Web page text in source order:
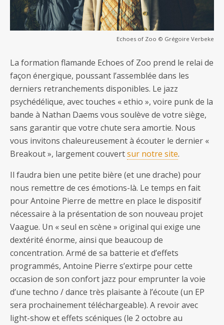
Echoes of Zoo © Grégoire Verbeke
La formation flamande Echoes of Zoo prend le relai de
façon énergique, poussant l’assemblée dans les
derniers retranchements disponibles. Le jazz
psychédélique, avec touches « ethio », voire punk de la
bande à Nathan Daems vous soulève de votre siège,
sans garantir que votre chute sera amortie. Nous
vous invitons chaleureusement à écouter le dernier «
Breakout », largement couvertsur notre site.
Il faudra bien une petite bière (et une drache) pour
nous remettre de ces émotions-là. Le temps en fait
pour Antoine Pierre de mettre en place le dispositif
nécessaire à la présentation de son nouveau projet
Vaague. Un « seul en scène » original qui exige une
dextérité énorme, ainsi que beaucoup de
concentration. Armé de sa batterie et d’effets
programmés, Antoine Pierre s’extirpe pour cette
occasion de son confort jazz pour emprunter la voie
d’une techno / dance très plaisante à l’écoute (un EP
sera prochainement téléchargeable). A revoir avec
light-show et effets scéniques (le 2 octobre au